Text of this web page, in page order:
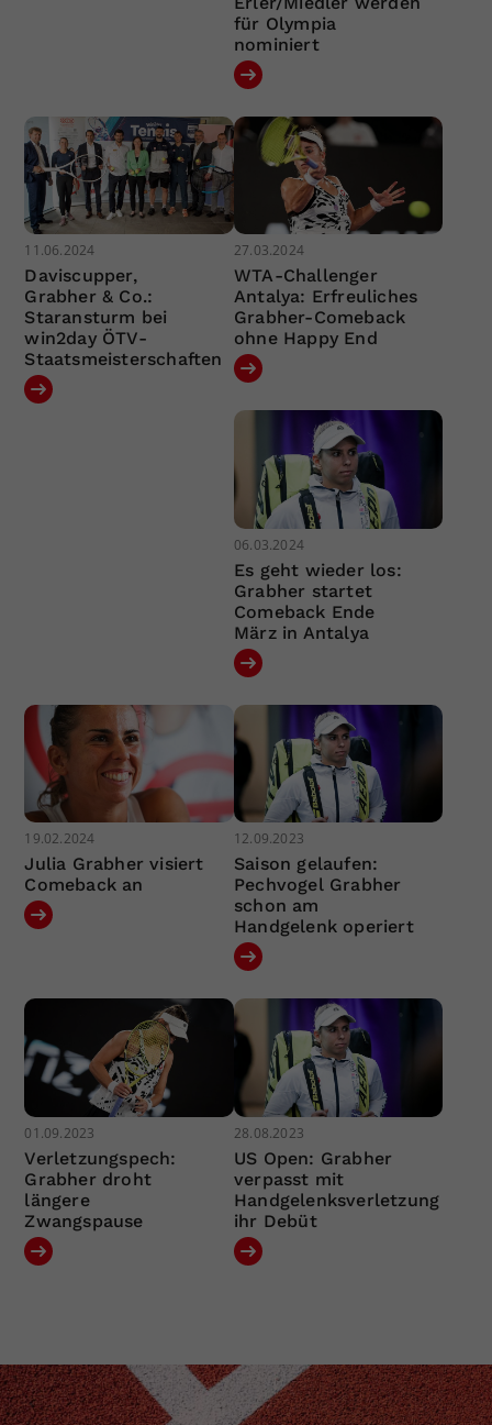
für Olympia
nominiert
11.06.2024
Daviscupper,
Grabher & Co.:
Staransturm bei
win2day ÖTV-
Staatsmeisterschaften
27.03.2024
WTA-Challenger
Antalya: Erfreuliches
Grabher-Comeback
ohne Happy End
06.03.2024
Es geht wieder los:
Grabher startet
Comeback Ende
März in Antalya
19.02.2024
Julia Grabher visiert
Comeback an
12.09.2023
Saison gelaufen:
Pechvogel Grabher
schon am
Handgelenk operiert
01.09.2023
Verletzungspech:
Grabher droht
längere
Zwangspause
28.08.2023
US Open: Grabher
verpasst mit
Handgelenksverletzung
ihr Debüt